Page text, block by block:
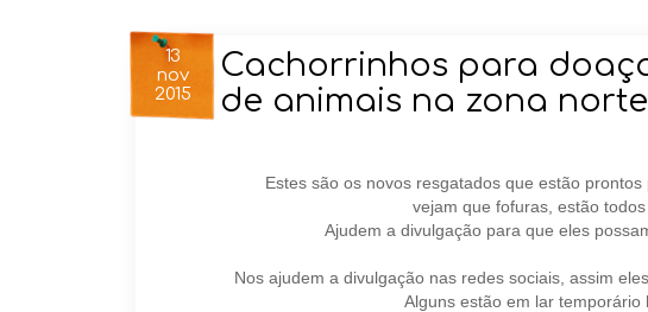
13
nov
2015
Cachorrinhos para
de animais na zona
Estes são os novos resgatados que estão
vejam que fofuras, estão
Ajudem a divulgação para que eles
Nos ajudem a divulgação nas redes sociais, assim
Alguns estão em lar temporário